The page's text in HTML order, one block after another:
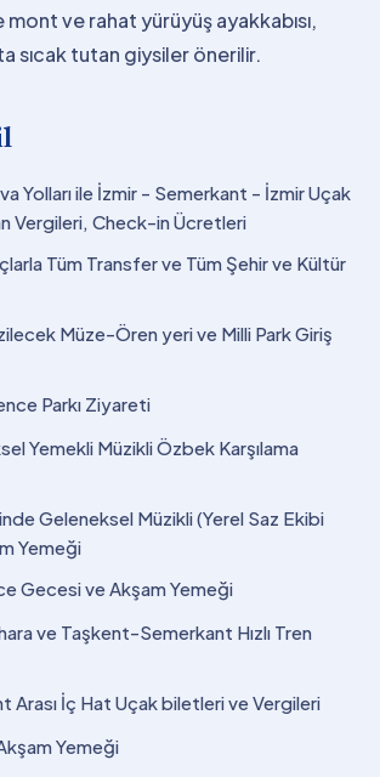
ve rahat yürüyüş ayakkabısı,
sıcak tutan giysiler önerilir.
Yolları ile İzmir - Semerkant - İzmir Uçak
Vergileri, Check-in Ücretleri
Tüm Transfer ve Tüm Şehir ve Kültür
Müze-Ören yeri ve Milli Park Giriş
Parkı Ziyareti
Yemekli Müzikli Özbek Karşılama
Geleneksel Müzikli (Yerel Saz Ekibi
Yemeği
Gecesi ve Akşam Yemeği
ve Taşkent-Semerkant Hızlı Tren
Arası İç Hat Uçak biletleri ve Vergileri
Yemeği